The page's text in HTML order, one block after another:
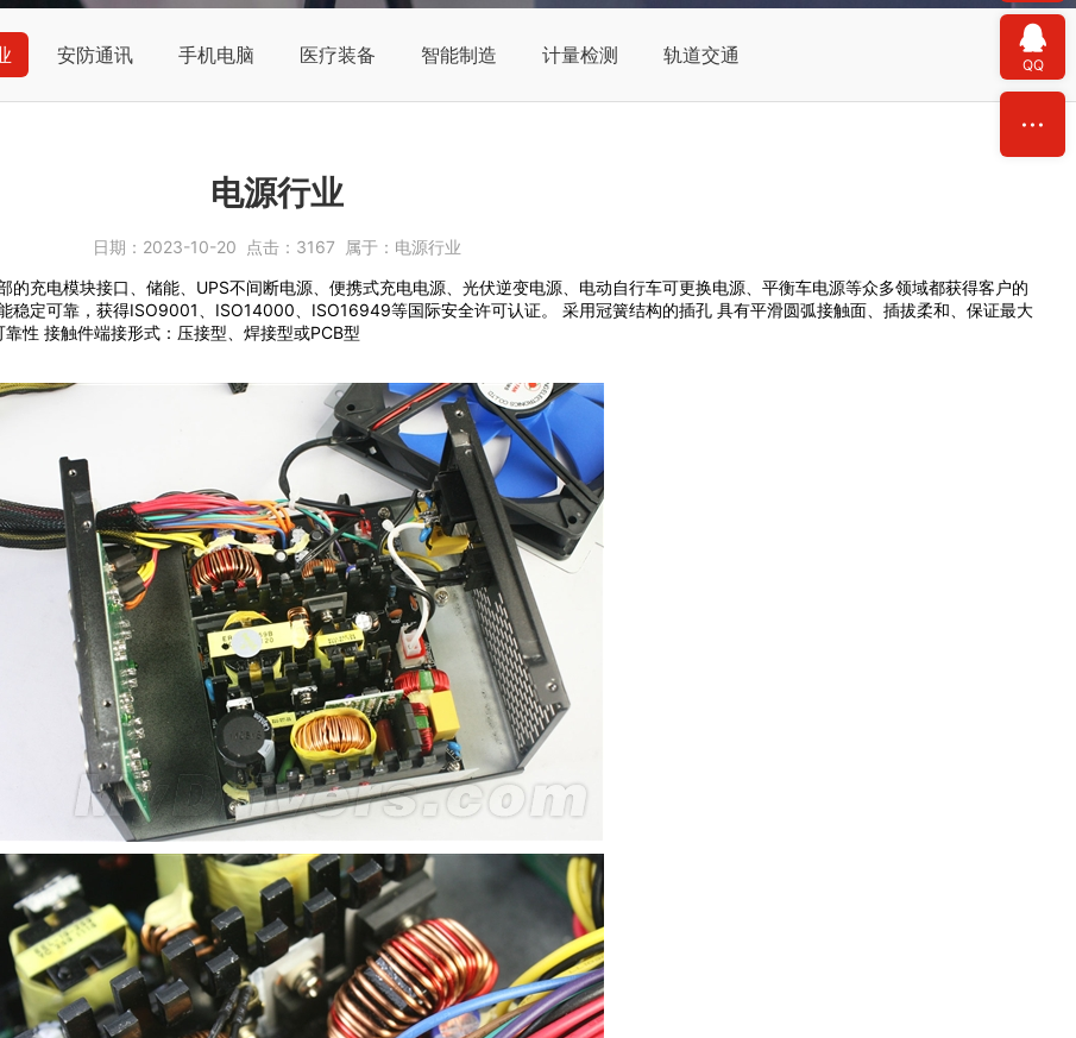
安防通讯 手机电脑 医疗装备 智能制造 计量检测 轨道交通
电源行业
日期： 2023-10-20 点击： 3167 属于： 电源行业
电模块接口、储能、UPS不间断电源、便携式充电电源、光伏逆变电源、电动自行车可更换电源、平衡车电源等众多领域都获得客户的
稳定可靠，获得ISO9001、ISO14000、ISO16949等国际安全许可认证。 采用冠簧结构的插孔 具有平滑圆弧接触面、插拔柔和、保证最大
性 接触件端接形式：压接型、焊接型或PCB型
QQ